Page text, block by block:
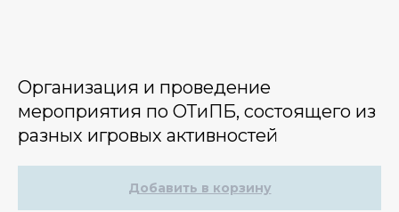
Организация и проведение
мероприятия по ОТиПБ, состоящего из
разных игровых активностей
Добавить в корзину